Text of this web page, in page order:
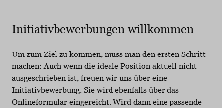
Initiativbewerbungen willkommen
Um zum Ziel zu kommen, muss man den ersten Schritt
machen: Auch wenn die ideale Position aktuell nicht
ausgeschrieben ist, freuen wir uns über eine
Initiativbewerbung. Sie wird ebenfalls über das
Onlineformular eingereicht. Wird dann eine passende